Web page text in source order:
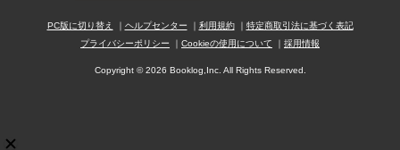
PC版に切り替え ヘルプセンター 利用規約
特定商取引法に基づく表記
プライバシーポリシー
Cookieの使用について 採用情報
Copyright © 2026 Booklog,Inc. All Rights Reserved.